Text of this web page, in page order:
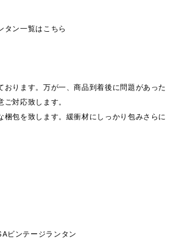
タン一覧はこちら
おります。万が一、商品到着後に問題があった
対応致します。
梱包を致します。緩衝材にしっかり包みさらに
ビンテージランタン